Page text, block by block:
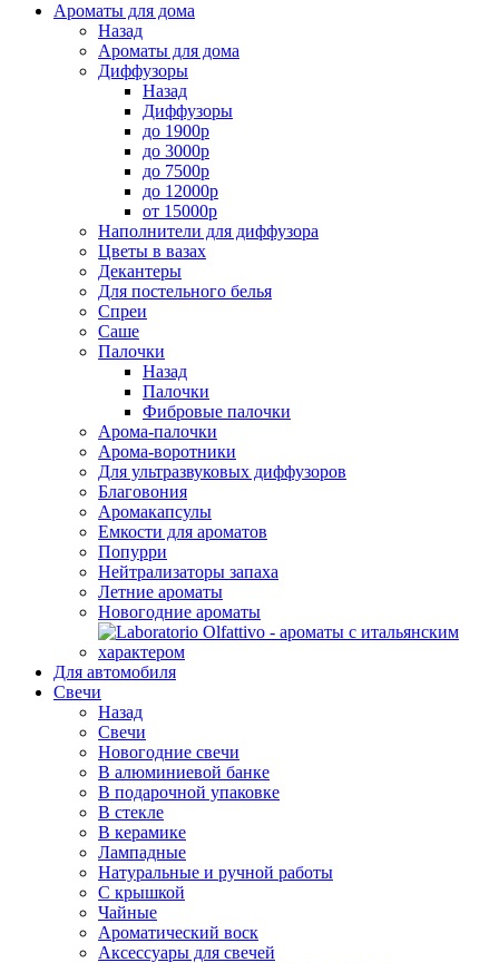
Ароматы для дома
Назад
Ароматы для дома
Диффузоры
Назад
Диффузоры
до 1900р
до 3000р
до 7500р
до 12000р
от 15000р
Наполнители для диффузора
Цветы в вазах
Декантеры
Для постельного белья
Спреи
Саше
Палочки
Назад
Палочки
Фибровые палочки
Арома-палочки
Арома-воротники
Для ультразвуковых диффузоров
Благовония
Аромакапсулы
Емкости для ароматов
Попурри
Нейтрализаторы запаха
Летние ароматы
Новогодние ароматы
Для автомобиля
Свечи
Назад
Свечи
Новогодние свечи
В алюминиевой банке
В подарочной упаковке
В стекле
В керамике
Лампадные
Натуральные и ручной работы
С крышкой
Чайные
Ароматический воск
Аксессуары для свечей